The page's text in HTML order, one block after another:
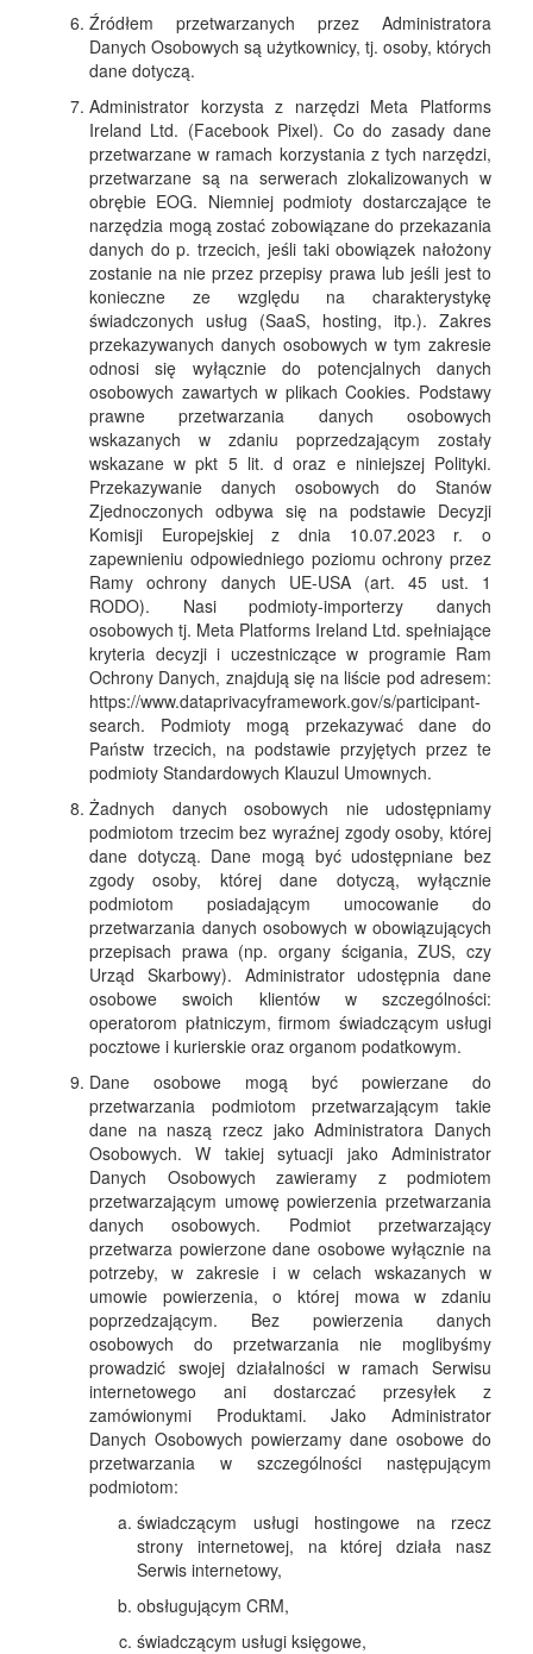
Źródłem przetwarzanych przez Administratora
Danych Osobowych są użytkownicy, tj. osoby, których
dane dotyczą.
Administrator korzysta z narzędzi Meta Platforms
Ireland Ltd. (Facebook Pixel). Co do zasady dane
przetwarzane w ramach korzystania z tych narzędzi,
przetwarzane są na serwerach zlokalizowanych w
obrębie EOG. Niemniej podmioty dostarczające te
narzędzia mogą zostać zobowiązane do przekazania
danych do p. trzecich, jeśli taki obowiązek nałożony
zostanie na nie przez przepisy prawa lub jeśli jest to
konieczne ze względu na charakterystykę
świadczonych usług (SaaS, hosting, itp.). Zakres
przekazywanych danych osobowych w tym zakresie
odnosi się wyłącznie do potencjalnych danych
osobowych zawartych w plikach Cookies. Podstawy
prawne przetwarzania danych osobowych
wskazanych w zdaniu poprzedzającym zostały
wskazane w pkt 5 lit. d oraz e niniejszej Polityki.
Przekazywanie danych osobowych do Stanów
Zjednoczonych odbywa się na podstawie Decyzji
Komisji Europejskiej z dnia 10.07.2023 r. o
zapewnieniu odpowiedniego poziomu ochrony przez
Ramy ochrony danych UE-USA (art. 45 ust. 1
RODO). Nasi podmioty-importerzy danych
osobowych tj. Meta Platforms Ireland Ltd. spełniające
kryteria decyzji i uczestniczące w programie Ram
Ochrony Danych, znajdują się na liście pod adresem:
https://www.dataprivacyframework.gov/s/participant-
search. Podmioty mogą przekazywać dane do
Państw trzecich, na podstawie przyjętych przez te
podmioty Standardowych Klauzul Umownych.
Żadnych danych osobowych nie udostępniamy
podmiotom trzecim bez wyraźnej zgody osoby, której
dane dotyczą. Dane mogą być udostępniane bez
zgody osoby, której dane dotyczą, wyłącznie
podmiotom posiadającym umocowanie do
przetwarzania danych osobowych w obowiązujących
przepisach prawa (np. organy ścigania, ZUS, czy
Urząd Skarbowy). Administrator udostępnia dane
osobowe swoich klientów w szczególności:
operatorom płatniczym, firmom świadczącym usługi
pocztowe i kurierskie oraz organom podatkowym.
Dane osobowe mogą być powierzane do
przetwarzania podmiotom przetwarzającym takie
dane na naszą rzecz jako Administratora Danych
Osobowych. W takiej sytuacji jako Administrator
Danych Osobowych zawieramy z podmiotem
przetwarzającym umowę powierzenia przetwarzania
danych osobowych. Podmiot przetwarzający
przetwarza powierzone dane osobowe wyłącznie na
potrzeby, w zakresie i w celach wskazanych w
umowie powierzenia, o której mowa w zdaniu
poprzedzającym. Bez powierzenia danych
osobowych do przetwarzania nie moglibyśmy
prowadzić swojej działalności w ramach Serwisu
internetowego ani dostarczać przesyłek z
zamówionymi Produktami. Jako Administrator
Danych Osobowych powierzamy dane osobowe do
przetwarzania w szczególności następującym
podmiotom:
świadczącym usługi hostingowe na rzecz
strony internetowej, na której działa nasz
Serwis internetowy,
obsługującym CRM,
świadczącym usługi księgowe,